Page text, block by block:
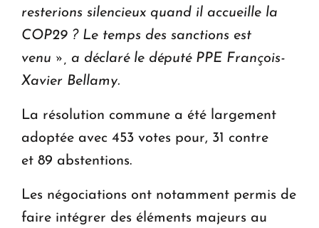
resterions silencieux quand il accueille la
COP29 ? Le temps des sanctions est
venu », a déclaré le député PPE François-
Xavier Bellamy.
La résolution commune a été largement
adoptée avec 453 votes pour, 31 contre
et 89 abstentions.
Les négociations ont notamment permis de
faire intégrer des éléments majeurs au